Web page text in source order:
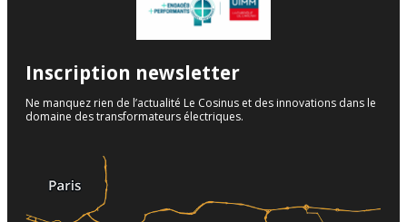
Inscription newsletter
Ne manquez rien de l’actualité Le Cosinus et des innovations dans le
domaine des transformateurs électriques.